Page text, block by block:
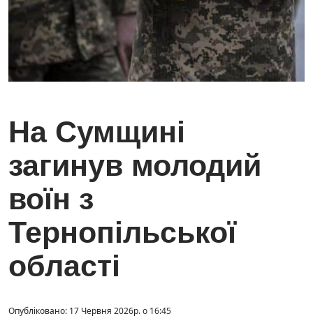
На Сумщині
загинув молодий
воїн з
Тернопільської
області
Опубліковано: 17 Червня 2026р. о 16:45